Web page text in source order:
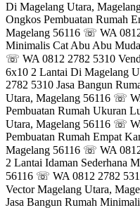
Di Magelang Utara,
Ongkos Pembuatan Rumah
Magelang 56116 ☏ WA
Minimalis Cat Abu Abu
☏ WA 0812 2782 5310
6x10 2 Lantai Di Magelang
2782 5310 Jasa Bangun
Utara, Magelang 56116 ☏
Pembuatan Rumah Ukuran
Utara, Magelang 56116 ☏
Pembuatan Rumah Empat
Magelang 56116 ☏ WA
2 Lantai Idaman Sederhana
56116 ☏ WA 0812 2782
Vector Magelang Utara,
Jasa Bangun Rumah